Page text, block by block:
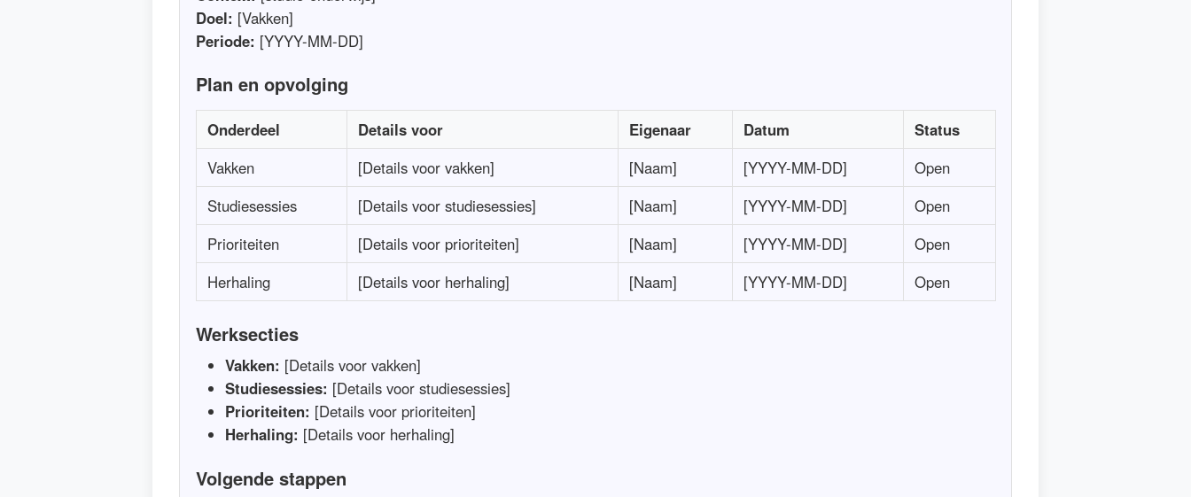
Doel: [Vakken]
Periode: [YYYY-MM-DD]
Plan en opvolging
Onderdeel Details voor Eigenaar Datum
Status
Vakken
[Details voor vakken] [Naam] [YYYY-MM-DD]
Open
Studiesessies
[Details voor studiesessies] [Naam] [YYYY-MM-DD]
Open
Prioriteiten
[Details voor prioriteiten] [Naam] [YYYY-MM-DD]
Open
Herhaling
[Details voor herhaling] [Naam] [YYYY-MM-DD] Open
Werksecties
Vakken: [Details voor vakken]
Studiesessies: [Details voor studiesessies]
Prioriteiten: [Details voor prioriteiten]
Herhaling: [Details voor herhaling]
Volgende stappen